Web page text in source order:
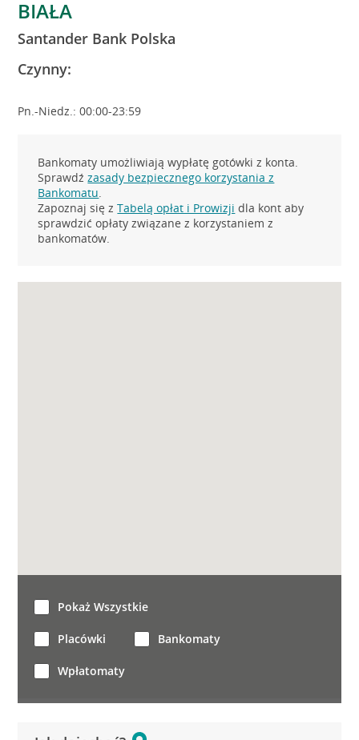
BIAŁA
Santander Bank Polska
Czynny:
Pn.-Niedz.: 00:00-23:59
Bankomaty umożliwiają wypłatę gotówki z konta.
Sprawdźzasady bezpiecznego korzystania z
Bankomatu.
Zapoznaj się zTabelą opłat i Prowizji dla kont aby
sprawdzić opłaty związane z korzystaniem z
bankomatów.
Pokaż Wszystkie
Placówki Bankomaty
Wpłatomaty